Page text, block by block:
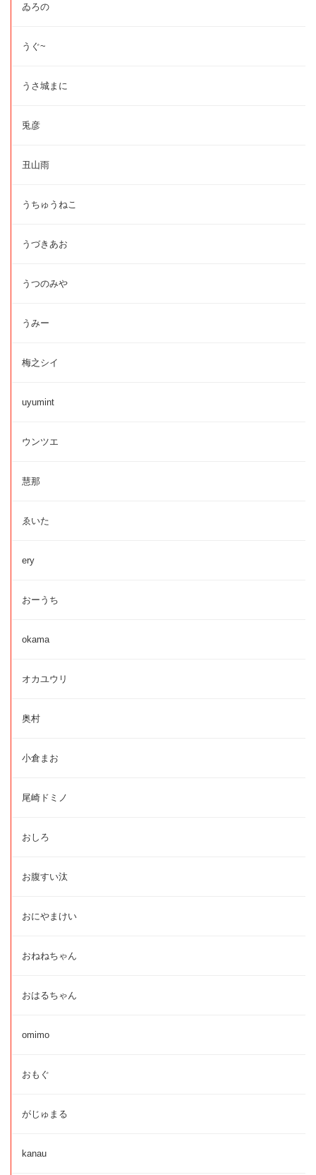
ゐろの
うぐ~
うさ城まに
兎彦
丑山雨
うちゅうねこ
うづきあお
うつのみや
うみー
梅之シイ
uyumint
ウンツエ
慧那
ゑいた
ery
おーうち
okama
オカユウリ
奥村
小倉まお
尾崎ドミノ
おしろ
お腹すい汰
おにやまけい
おねねちゃん
おはるちゃん
omimo
おもぐ
がじゅまる
kanau